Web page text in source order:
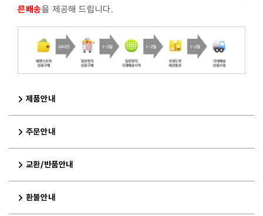
른배송을 제공해 드립니다.
제품안내
주문안내
교환/반품안내
환불안내